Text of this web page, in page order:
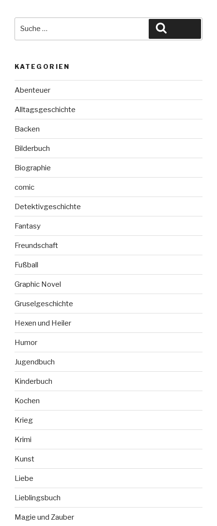
KATEGORIEN
Abenteuer
Alltagsgeschichte
Backen
Bilderbuch
Biographie
comic
Detektivgeschichte
Fantasy
Freundschaft
Fußball
Graphic Novel
Gruselgeschichte
Hexen und Heiler
Humor
Jugendbuch
Kinderbuch
Kochen
Krieg
Krimi
Kunst
Liebe
Lieblingsbuch
Magie und Zauber